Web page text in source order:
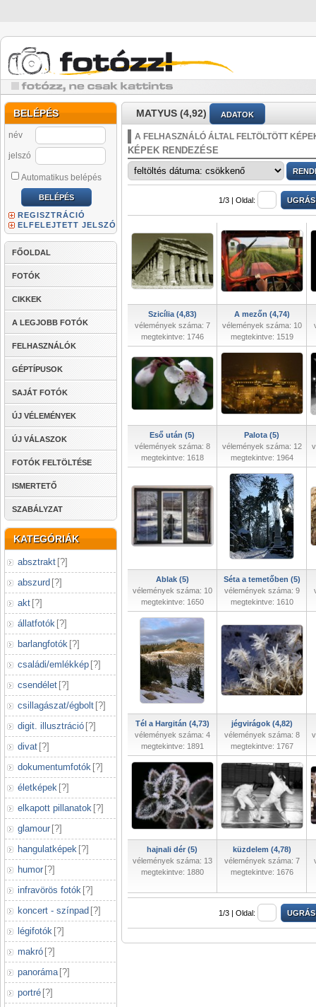
BELÉPÉS
név
jelszó
Automatikus belépés
REGISZTRÁCIÓ
ELFELEJTETT JELSZÓ
FŐOLDAL
FOTÓK
CIKKEK
A LEGJOBB FOTÓK
FELHASZNÁLÓK
GÉPTÍPUSOK
SAJÁT FOTÓK
ÚJ VÉLEMÉNYEK
ÚJ VÁLASZOK
FOTÓK FELTÖLTÉSE
ISMERTETŐ
SZABÁLYZAT
KATEGÓRIÁK
absztrakt [?]
abszurd [?]
akt [?]
állatfotók [?]
barlangfotók [?]
családi/emlékkép [?]
csendélet [?]
csillagászat/égbolt [?]
digit. illusztráció [?]
divat [?]
dokumentumfotók [?]
életképek [?]
elkapott pillanatok [?]
glamour [?]
hangulatképek [?]
humor [?]
infravörös fotók [?]
koncert - színpad [?]
légifotók [?]
makró [?]
panoráma [?]
portré [?]
MATYUS (4,92) ADATOK
A FELHASZNÁLÓ ÁLTAL FELTÖLTÖTT
KÉPEK RENDEZÉSE
1/3 | Oldal:
Szicília (4,83)
vélemények száma: 7
megtekintve: 1746
A mezőn (4,74)
vélemények száma: 10
megtekintve: 1519
Eső után (5)
vélemények száma: 8
megtekintve: 1618
Palota (5)
vélemények száma: 12
megtekintve: 1964
Ablak (5)
vélemények száma: 10
megtekintve: 1650
Séta a temetőben (5)
vélemények száma: 9
megtekintve: 1610
Tél a Hargitán (4,73)
vélemények száma: 4
megtekintve: 1891
jégvirágok (4,82)
vélemények száma: 8
megtekintve: 1767
hajnali dér (5)
vélemények száma: 13
megtekintve: 1880
küzdelem (4,78)
vélemények száma: 7
megtekintve: 1676
1/3 | Oldal: